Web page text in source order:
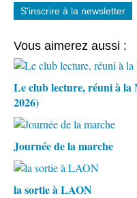
S'inscrire à la newsletter
Vous aimerez aussi :
Le club lecture, réuni à la
2026)
Journée de la marche
la sortie à LAON